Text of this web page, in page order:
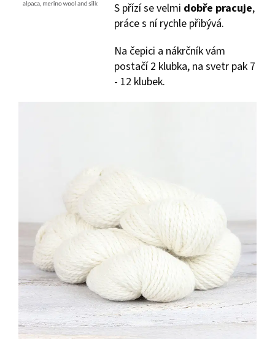
S přízí se velmi dobře pracuje,
práce s ní rychle přibývá.
Na čepici a nákrčník vám
postačí 2 klubka, na svetr pak 7
- 12 klubek.